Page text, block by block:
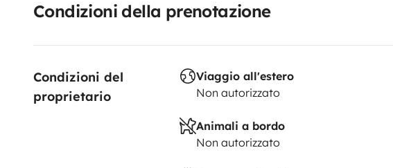
Condizioni della prenotazione
Condizioni del
proprietario
Viaggio all'estero
Non autorizzato
Animali a bordo
Non autorizzato